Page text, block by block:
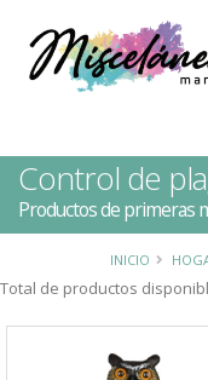
Control de
Productos de primeras
INICIO
Total de productos